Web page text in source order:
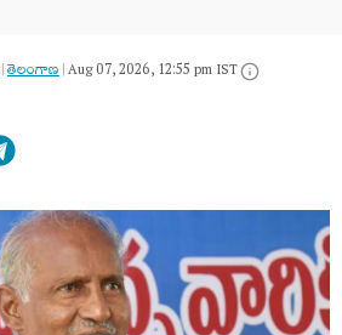
|తెలంగాణ‌|Aug 07, 2026, 12:55 pm IST